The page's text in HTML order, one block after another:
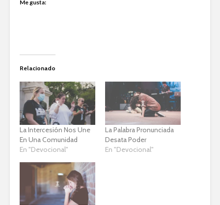
Me gusta:
Relacionado
La Intercesión Nos Une
En Una Comunidad
En "Devocional"
La Palabra Pronunciada
Desata Poder
En "Devocional"